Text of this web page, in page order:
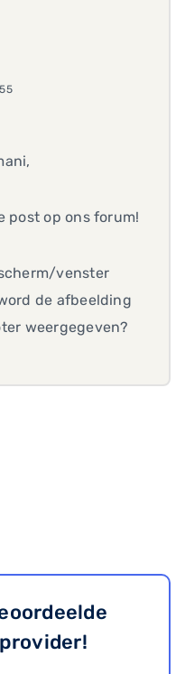
post op ons forum!
venster
de afbeelding
weergegeven?